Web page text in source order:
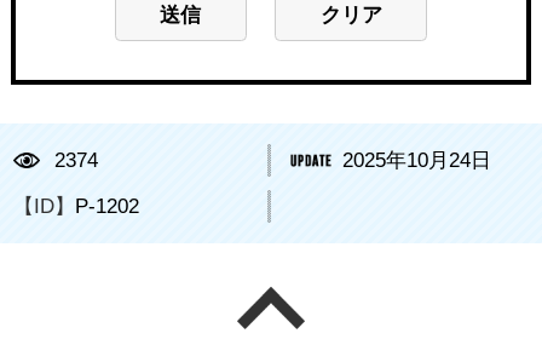
2374 2025年10月24日
【ID】 P-1202